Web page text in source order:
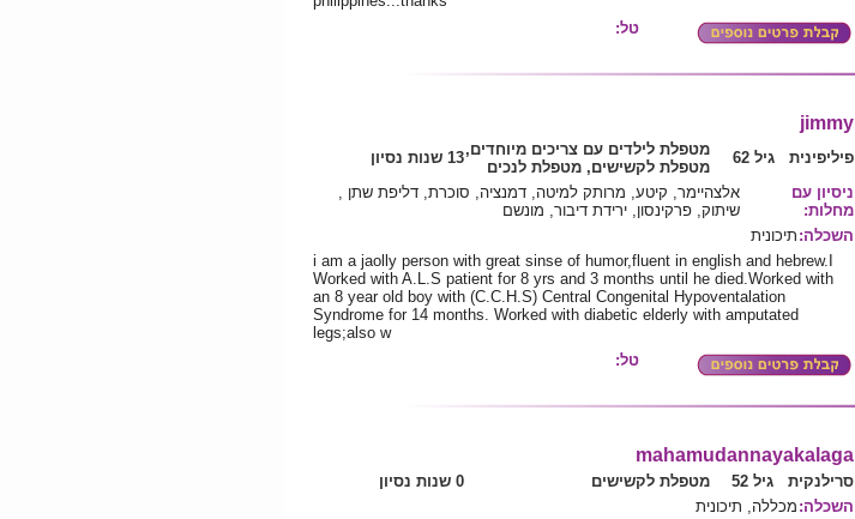
טל:
jimmy
פיליפינית גיל 62
מטפלת לילדים עם צריכים מיוחדים,
מטפלת לקשישים, מטפלת לנכים
13 שנות נסיון
ניסיון עם
מחלות:
אלצהיימר, קיטע, מרותק למיטה, דמנציה, סוכרת, דליפת שתן ,
שיתוק, פרקינסון, ירידת דיבור, מונשם
השכלה: תיכונית
i am a jaolly person with great sinse of humor,fluent in english and hebrew.I
Worked with A.L.S patient for 8 yrs and 3 months until he died.Worked with
an 8 year old boy with (C.C.H.S) Central Congenital Hypoventalation
Syndrome for 14 months. Worked with diabetic elderly with amputated
legs;also w
טל:
mahamudannayakalaga
סרילנקית גיל 52 מטפלת לקשישים
0 שנות נסיון
השכלה: מכללה, תיכונית